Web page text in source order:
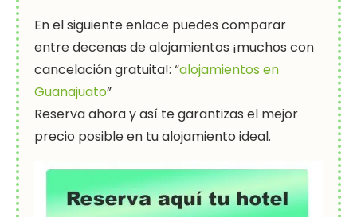
En el siguiente enlace puedes comparar
entre decenas de alojamientos ¡muchos con
cancelación gratuita!: “alojamientos en
Guanajuato”
Reserva ahora y así te garantizas el mejor
precio posible en tu alojamiento ideal.